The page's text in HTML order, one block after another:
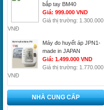
bắp tay BM40
Giá: 999.000 VND
Giá thị trường: 1.300.000
VNĐ
Máy đo huyết áp JPN1-
made in JAPAN
Giá: 1.499.000 VND
Giá thị trường: 1.770.000
VNĐ
NHÀ CUNG CẤP